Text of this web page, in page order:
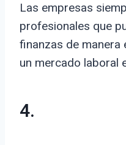
Las empresas
profesionales que
finanzas de manera
un mercado laboral
4.